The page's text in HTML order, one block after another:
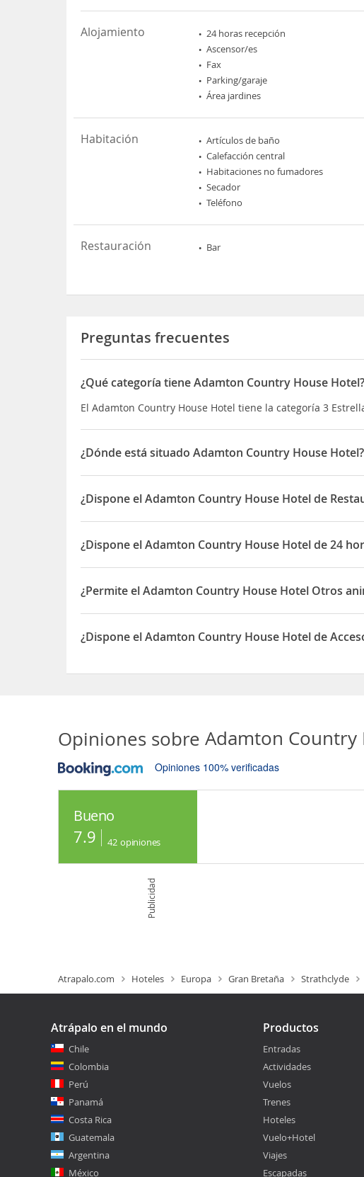
Alojamiento 24 horas recepción
Ascensor/es
Fax
Parking/garaje
Área jardines
Habitación Artículos de baño
Calefacción central
Habitaciones no fumadores
Secador
Teléfono
Restauración Bar
Preguntas frecuentes
¿Qué categoría tiene Adamton Country House Hotel?
El Adamton Country House Hotel tiene la categoría 3
¿Dónde está situado Adamton Country House Hotel?
El Adamton Country House Hotel está situado en Baird
¿Dispone el Adamton Country House Hotel de
Sí, el Adamton Country House Hotel dispone de
¿Dispone el Adamton Country House Hotel de 24
Sí, el Adamton Country House Hotel dispone de 24 horas
¿Permite el Adamton Country House Hotel Otros
Sí, el Adamton Country House Hotel permite Otros
¿Dispone el Adamton Country House Hotel de
Opiniones sobre Adamton Country
Opiniones 100% verificadas
Bueno
7.9 42 opiniones
Publicidad
Atrapalo.com Hoteles Europa Gran Bretaña Strathclyde
Atrápalo en el mundo
Chile
Colombia
Perú
Panamá
Costa Rica
Guatemala
Argentina
México
Productos
Entradas
Actividades
Vuelos
Trenes
Hoteles
Vuelo+Hotel
Viajes
Escapadas